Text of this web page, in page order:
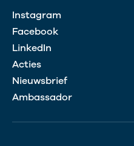
Instagram
Facebook
LinkedIn
Acties
Nieuwsbrief
Ambassador